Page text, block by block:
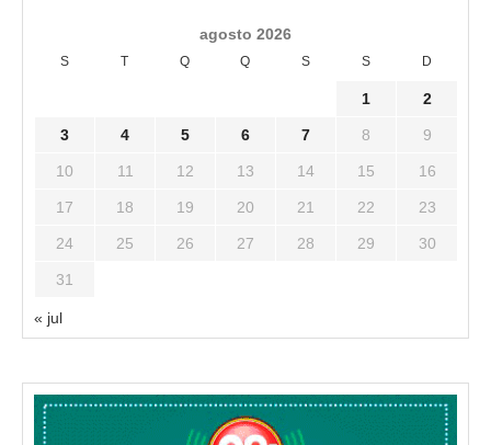
agosto 2026
S T Q Q S S D
1 2
3 4 5 6 7 8 9
10 11 12 13 14 15 16
17 18 19 20 21 22 23
24 25 26 27 28 29 30
31
« jul